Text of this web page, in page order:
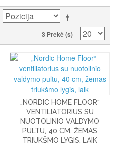
3 Prekė (s)
„NORDIC HOME FLOOR“
VENTILIATORIUS SU
NUOTOLINIO VALDYMO
PULTU, 40 CM, ŽEMAS
TRIUKŠMO LYGIS, LAIK